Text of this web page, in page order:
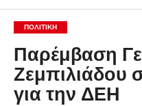
ΠΟΛΙΤΙΚΉ
Παρέμβαση
Ζεμπιλιάδου
για την ΔΕΗ